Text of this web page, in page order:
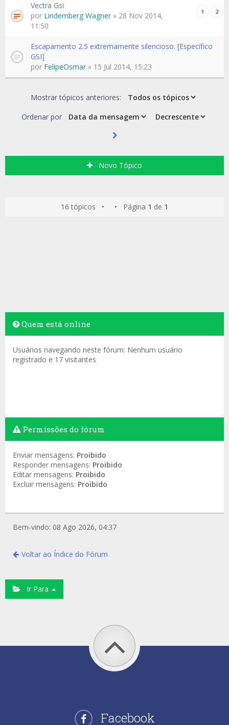
Vectra Gsi
1 2
por Lindemberg Wagner » 28 Nov 2014,
11:50
Escapamento 2.5 extremamente silencioso. [Específico
GSI]
por FelipeOsmar » 15 Jul 2014, 15:23
Mostrar tópicos anteriores:
Ordenar por
Novo Tópico
16 tópicos • • Página 1 de 1
Quem está online
Usuários navegando neste fórum: Nenhum usuário
registrado e 17 visitantes
Permissões do fórum
Enviar mensagens: Proibido
Responder mensagens: Proibido
Editar mensagens: Proibido
Excluir mensagens: Proibido
Bem-vindo: 08 Ago 2026, 04:37
Voltar ao Índice do Fórum
Ir Para
Facebook